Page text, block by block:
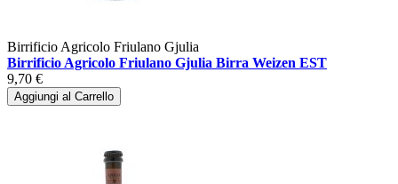
Birrificio Agricolo Friulano Gjulia
Birrificio Agricolo Friulano Gjulia Birra Weizen EST
9,70 €
Aggiungi al Carrello